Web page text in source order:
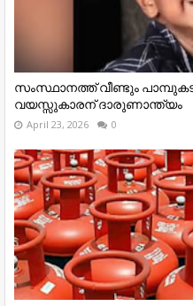
സംസ്ഥാനത്ത് വീണ്ടും
വയസ്സുകാരന് ദാരുണാന്ത്യം
April 23, 2026 0